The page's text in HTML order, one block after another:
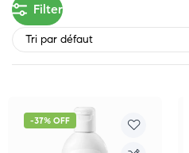
Filter
Tri par défaut
-37% OFF